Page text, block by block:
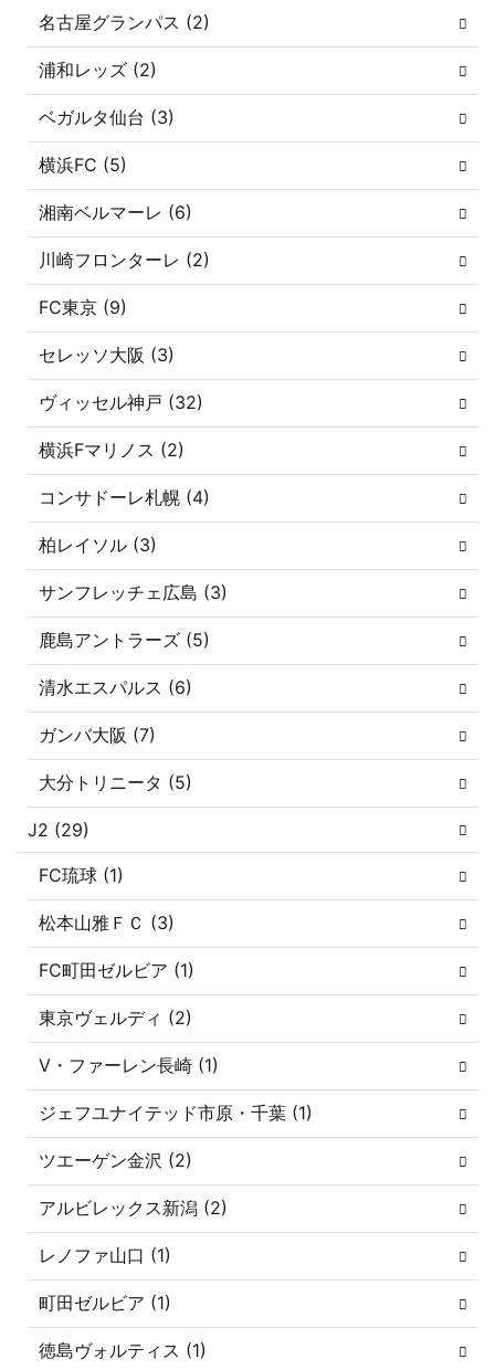
名古屋グランパス (2)
浦和レッズ (2)
ベガルタ仙台 (3)
横浜FC (5)
湘南ベルマーレ (6)
川崎フロンターレ (2)
FC東京 (9)
セレッソ大阪 (3)
ヴィッセル神戸 (32)
横浜Fマリノス (2)
コンサドーレ札幌 (4)
柏レイソル (3)
サンフレッチェ広島 (3)
鹿島アントラーズ (5)
清水エスパルス (6)
ガンバ大阪 (7)
大分トリニータ (5)
J2 (29)
FC琉球 (1)
松本山雅ＦＣ (3)
FC町田ゼルビア (1)
東京ヴェルディ (2)
V・ファーレン長崎 (1)
ジェフユナイテッド市原・千葉 (1)
ツエーゲン金沢 (2)
アルビレックス新潟 (2)
レノファ山口 (1)
町田ゼルビア (1)
徳島ヴォルティス (1)